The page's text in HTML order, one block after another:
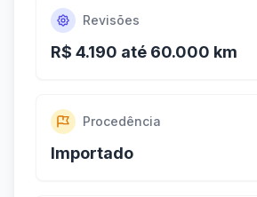
Revisões
R$ 4.190 até 60.000 km
Procedência
Importado